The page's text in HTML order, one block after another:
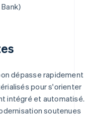
dépasse rapidement
pour s'orienter
intégré et automatisé.
soutenues